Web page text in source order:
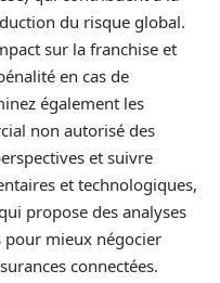
du risque global.
sur la franchise et
en cas de
également les
non autorisé des
et suivre
et technologiques,
propose des analyses
pour mieux négocier
connectées.